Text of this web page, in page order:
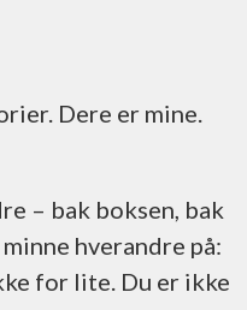
Dere er mine.
– bak boksen, bak
hverandre på:
for lite. Du er ikke